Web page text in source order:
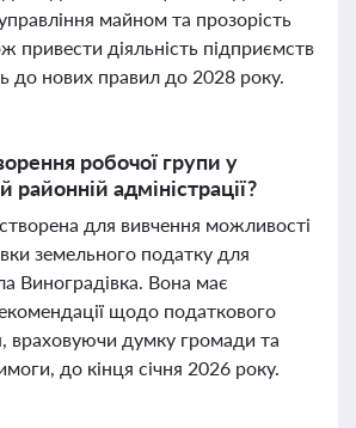
майном та прозорість
привести діяльність підприємств
до нових правил до 2028 року.
робочої групи у
районній адміністрації?
для вивчення можливості
земельного податку для
Виноградівка. Вона має
щодо податкового
враховуючи думку громади та
до кінця січня 2026 року.